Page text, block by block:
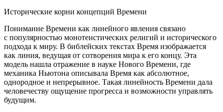
Исторические корни концепций Времени
Понимание Времени как линейного явления связано
с популярностью монотеистических религий и исторического
подхода к миру. В библейских текстах Время изображается
как линия, ведущая от сотворения мира к его концу. Эта
модель нашла отражение в науке Нового Времени, где
механика Ньютона описывала Время как абсолютное,
однородное и непрерывное. Такая линейность Времени дала
человечеству ощущение прогресса и возможности управлять
будущим.